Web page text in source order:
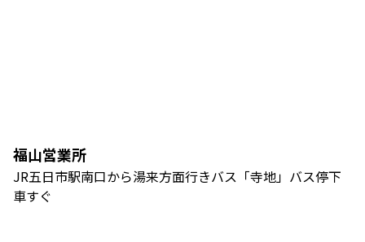
福山営業所
JR五日市駅南口から湯来方面行きバス「寺地」バス停下
車すぐ